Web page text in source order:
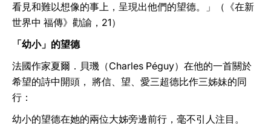
看見和難以想像的事上，呈現出他們的望德。」（《在新
世界中 福傳》勸諭，21）
「幼小」的望德
法國作家夏爾．貝璣（Charles Péguy）在他的一首關於
希望的詩中開頭， 將信、望、愛三超德比作三姊妹的同
行：
幼小的望德在她的兩位大姊旁邊前行，毫不引人注目。